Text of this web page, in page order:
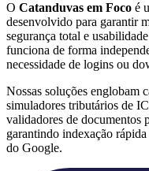
O Catanduvas em Foco é
desenvolvido para garantir
segurança total e
funciona de forma
necessidade de logins ou
Nossas soluções englobam
simuladores tributários de
validadores de documentos
garantindo indexação
do Google.